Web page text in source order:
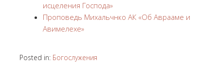
исцеления Господа»
Проповедь Михальчнко АК «Об Аврааме и
Авимелехе»
Posted in: Богослужения